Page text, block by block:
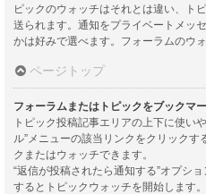
ピックのウォッチはそれとは違い、ト
送られます。通知をプライベートメッ
かは好みで選べます。フォーラムのウ
ページトップ
フォーラムまたはトピックをブックマ
トピック投稿記事エリアの上下に使い
ル”メニューの該当リンクをクリック
クまたはウォッチできます。
“返信が投稿されたら通知する”オプシ
するとトピックウォッチを開始します。